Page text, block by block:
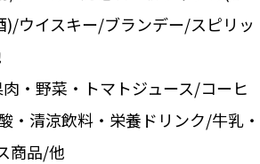
ウイスキー/ブランデー/スピリッ
野菜・トマトジュース/コーヒ
・清涼飲料・栄養ドリンク/牛乳・
商品/他